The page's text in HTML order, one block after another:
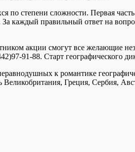
степени сложности. Первая
каждый правильный ответ на
акции смогут все желающие
91-88. Старт географического
к романтике
Греция, Сербия,